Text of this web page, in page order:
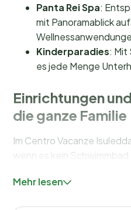
Panta Rei Spa:
mit Panoramablick
Kinderparadies: Mit
es jede Menge
Einrichtungen
die ganze Familie
Im Centro Vacanze
wenn es kein
gibt es einen
Mehr lesen